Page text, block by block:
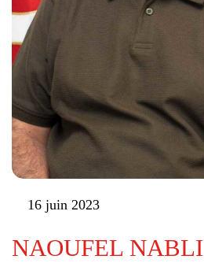
16 juin 2023
NAOUFEL NABLI